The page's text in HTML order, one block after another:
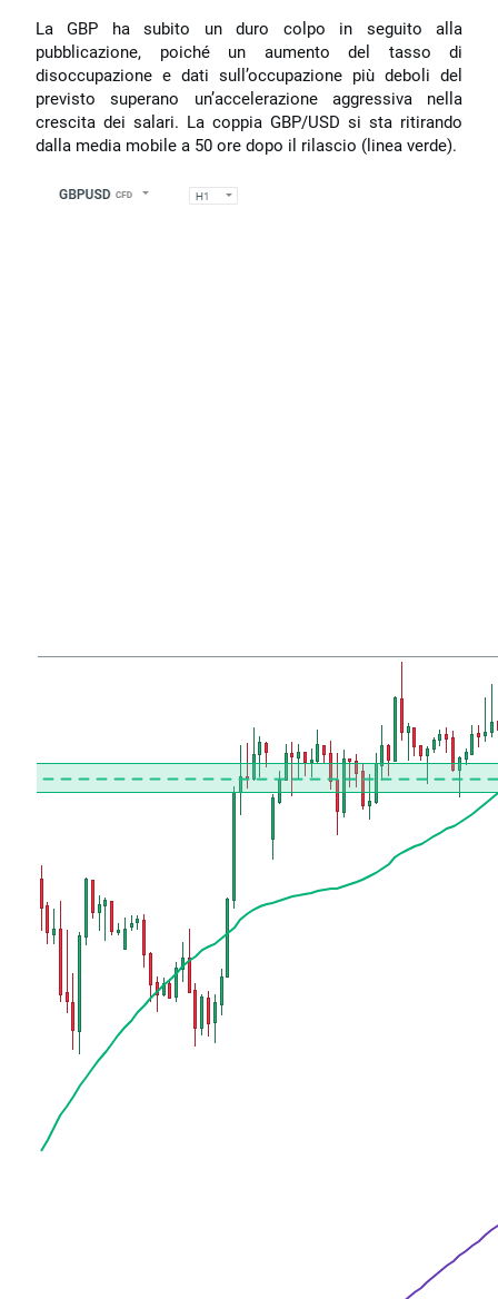
La GBP ha subito un duro colpo in seguito alla
pubblicazione, poiché un aumento del tasso di
disoccupazione e dati sull’occupazione più deboli del
previsto superano un’accelerazione aggressiva nella
crescita dei salari. La coppia GBP/USD si sta ritirando
dalla media mobile a 50 ore dopo il rilascio (linea verde).